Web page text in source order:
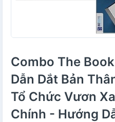
Combo The
Dẫn Dắt Bản
Tổ Chức Vươn
Chính - Hướng